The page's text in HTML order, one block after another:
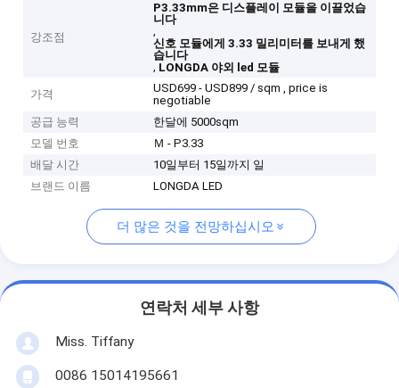
강조점
P3.33mm은 디스플레이 모듈을 이끌었습
니다
,
신호 모듈에게 3.33 밀리미터를 보내게 했
습니다
, LONGDA 야외 led 모듈
가격
USD699 - USD899 / sqm , price is
negotiable
공급 능력
한달에 5000sqm
모델 번호
Ｍ - P3.33
배달 시간
10일부터 15일까지 일
브랜드 이름
LONGDA LED
더 많은 것을 전망하십시오
연락처 세부 사항
Miss. Tiffany
0086 15014195661